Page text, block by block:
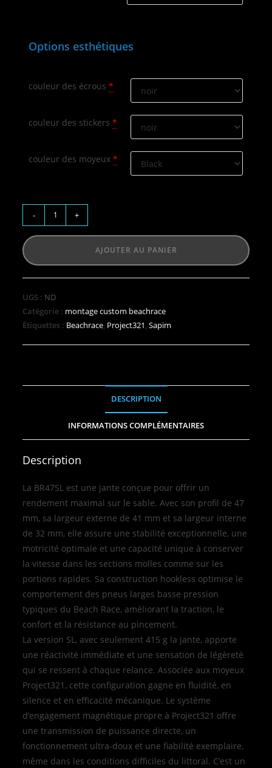
Options esthétiques
couleur des écrous *
couleur des stickers *
couleur des moyeux *
- +
AJOUTER AU PANIER
UGS : ND
Catégorie : montage custom beachrace
Étiquettes : Beachrace, Project321,Sapim
DESCRIPTION
INFORMATIONS COMPLÉMENTAIRES
Description
La BR47SL est une jante conçue pour offrir un
rendement maximal sur le sable. Avec son profil de 47
mm, sa largeur externe de 41 mm et sa largeur interne
de 32 mm, elle assure une stabilité exceptionnelle, une
motricité optimale et une capacité unique à conserver
la vitesse dans les sections molles comme sur les
portions rapides. Sa construction hookless optimise le
comportement des pneus larges basse pression
typiques du Beach Race, améliorant la traction, le
confort et la résistance au pincement.
La version SL, avec seulement 415 g la jante, apporte
une réactivité immédiate et une sensation de légèreté
qui se ressent à chaque relance. Associée aux moyeux
Project321, cette configuration gagne en fluidité, en
silence et en efficacité mécanique. Le système
d’engagement magnétique propre à Project321 offre
une transmission de puissance directe, un
fonctionnement ultra‑doux et une fiabilité exemplaire,
même dans les conditions difficiles du littoral. C’est un